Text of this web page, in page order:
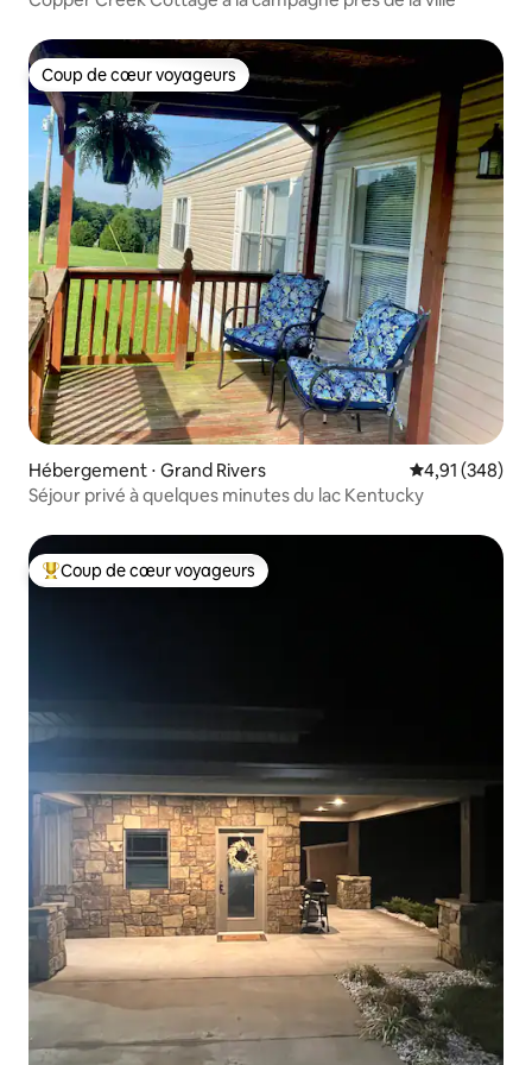
Coup de cœur voyageurs
Coup de cœur voyageurs
Hébergement ⋅ Grand Rivers Évaluation
4,91 (348)
Séjour privé à quelques minutes du lac Kentucky
Coups de cœur voyageurs les plus appréciés
Coup de cœur voyageurs